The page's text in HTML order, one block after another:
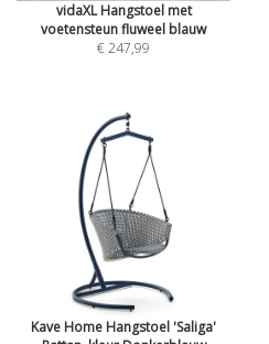
vidaXL Hangstoel met
voetensteun fluweel blauw
€ 247,99
Kave Home Hangstoel 'Saliga'